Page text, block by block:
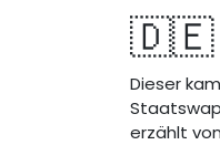
🇩🇪
Dieser
erzählt